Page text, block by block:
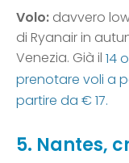
Volo: davvero
di Ryanair in
Venezia. Già il 14
prenotare voli a
partire da € 17.
5. Nantes,